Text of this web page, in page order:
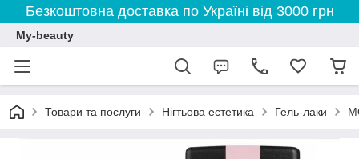
Безкоштовна доставка по Україні від 3000 грн
My-beauty
Товари та послуги Нігтьова естетика Гель-лаки